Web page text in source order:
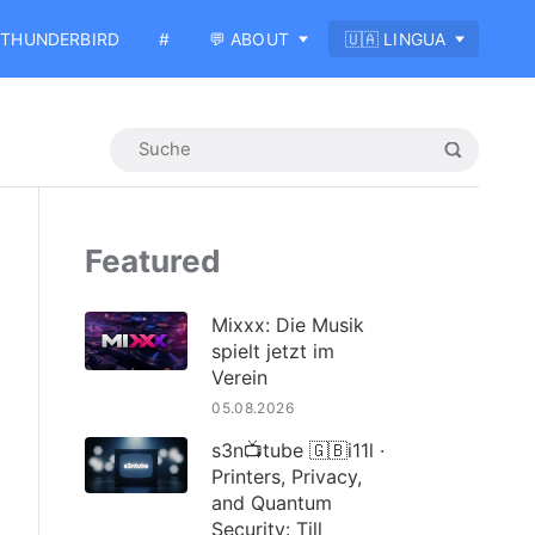
THUNDERBIRD # 💬 ABOUT 🇺🇦 LINGUA
Featured
Mixxx: Die Musik
spielt jetzt im
Verein
05.08.2026
s3n📺tube 🇬🇧i11l ·
Printers, Privacy,
and Quantum
Security: Till